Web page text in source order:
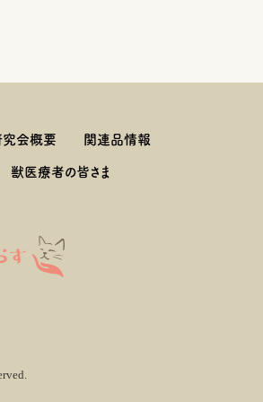
会概要
関連品情報
獣医療者の皆さま